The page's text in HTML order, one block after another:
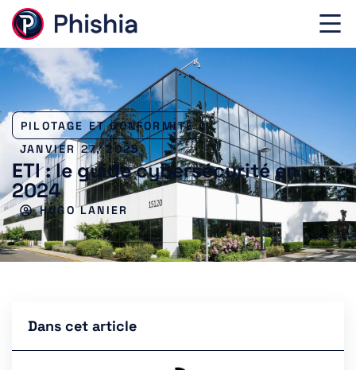
PILOTAGE ET CONFORMITÉ
JANVIER 27, 2025
ETI : le guide cybersécurité en
2024
HUGO LANIER
Dans cet article